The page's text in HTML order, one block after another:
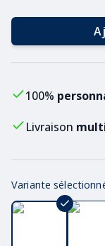
100%
Livraison
Variante